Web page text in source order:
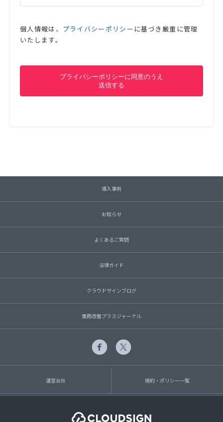
個人情報は、 プライバシーポリシー に基づき厳重に管理
いたします。
導入事例
お知らせ
よくあるご質問
法律ガイド
クラウドサインブログ
業務改善プラスジャーナル
運営会社 規約・ポリシー一覧